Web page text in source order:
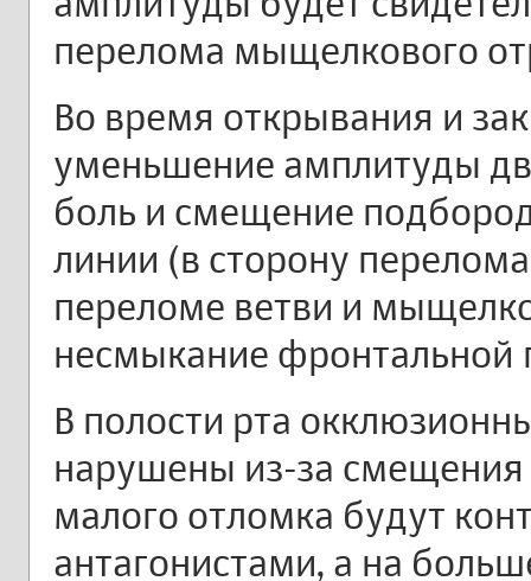
перелома мыщелкового
Во время открывания и
уменьшение амплитуды
боль и смещение
линии (в сторону
переломе ветви и
несмыкание фронтальной
В полости рта
нарушены из-за
малого отломка будут
антагонистами, а на